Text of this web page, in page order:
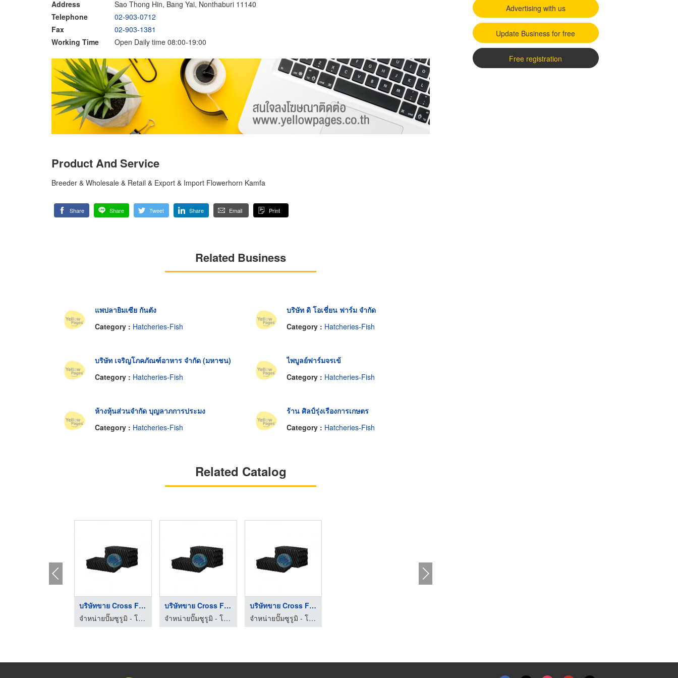
Address
Sao Thong Hin, Bang Yai, Nonthaburi 11140
Telephone
02-903-0712
Fax
02-903-1381
Working Time
Open Daily time 08:00-19:00
Product And Service
Breeder & Wholesale & Retail & Export & Import Flowerhorn Kamfa
Share Share Tweet Share Email Print
Related Business
แพปลายิมเซีย กันตัง
Category : Hatcheries-Fish
บริษัท ดิ โอเชี่ยน ฟาร์ม จำกัด
Category : Hatcheries-Fish
บริษัท เจริญโภคภัณฑ์อาหาร จำกัด (มหาชน)
Category : Hatcheries-Fish
ไพบูลย์ฟาร์มจรเข้
Category : Hatcheries-Fish
ห้างหุ้นส่วนจำกัด บุญลาภการประมง
Category : Hatcheries-Fish
ร้าน ศิลป์รุ่งเรืองการเกษตร
Category : Hatcheries-Fish
Related Catalog
บริษัทขาย Cross Flow ...
จำหน่ายปั๊มซูรูมิ - โซลิด อินเตอร์เทค
บริษัทขาย Cross Flow ...
จำหน่ายปั๊มซูรูมิ - โซลิด อินเตอร์เทค
บริษัทขาย Cross Flow ...
จำหน่ายปั๊มซูรูมิ - โซลิด อินเตอร์เทค
Advertising with us
Update Business for free
Free registration